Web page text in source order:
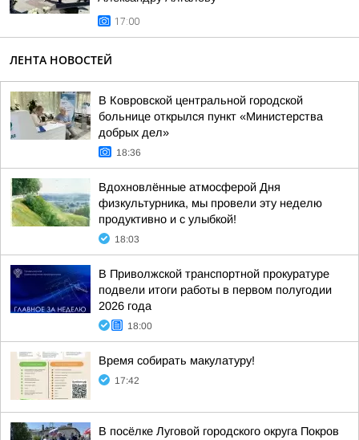
17:00
ЛЕНТА НОВОСТЕЙ
В Ковровской центральной городской
больнице открылся пункт «Министерства
добрых дел»
18:36
Вдохновлённые атмосферой Дня
физкультурника, мы провели эту неделю
продуктивно и с улыбкой!
18:03
В Приволжской транспортной прокуратуре
подвели итоги работы в первом полугодии
2026 года
18:00
Время собирать макулатуру!
17:42
В посёлке Луговой городского округа Покров